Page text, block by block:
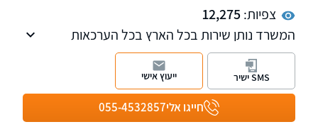
צפיות:12,275
המשרד נותן שירות בכל הארץ בכל הערכאות
לרבות בתי הדין במשטרה בצה"ל, שירות המדינה
וכל הערכאות של זרועות הביטחון.
ראש התביעה הפלילית במחוז חיפה (בחטיבת
התביעות משטרת ישראל) עד 2014 ומאז מפעיל
משרד פרטי העוסק בתחום המשפט הפלילי על כל
חייגו אלי055-4532857
SMS ישיר ייעוץ אישי